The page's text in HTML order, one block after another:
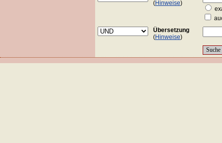
(Hinweise)
Übersetzung
(Hinweise)